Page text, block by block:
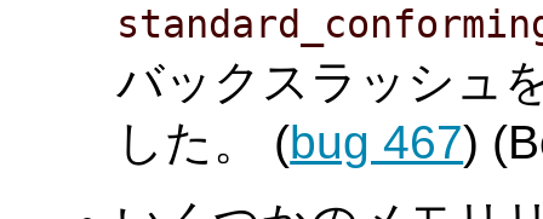
バックスラッシュ
した。 (bug 467)